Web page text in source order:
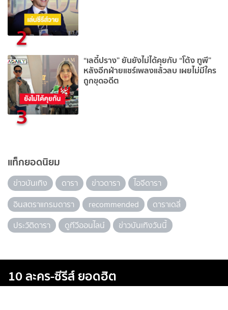
2
3
“เลดี้ปราง” ยันยังไม่ได้คุยกับ “โต้ง ทูพี”
หลังอีกฝ่ายแชร์เพลงแล้วลบ เผยไม่มีใคร
ถูกขุดอดีต
แท็กยอดนิยม
ข่าวบันเทิง ดารา ข่าวดารา
ไอจีดารา
อินสตราแกรมดารา
recommended
ดาราเดลี่
ประวัติดารา
ดูทีวีออนไลน์ ข่าวบันเทิงวันนี้
10 ละคร-ซีรีส์ ยอดฮิต